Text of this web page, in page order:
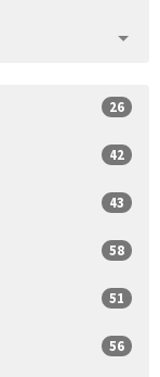
26
42
43
58
51
56